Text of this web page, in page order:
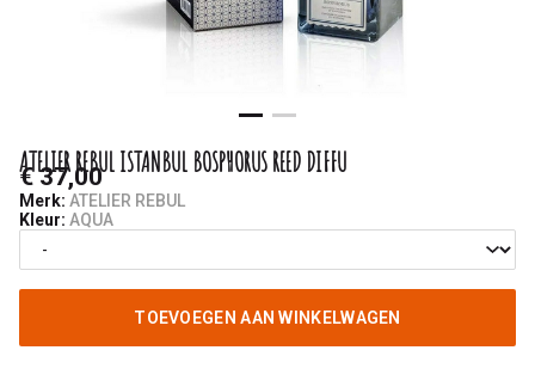
ATELIER REBUL ISTANBUL BOSPHORUS REED DIFFU
€ 37,00
Merk: ATELIER REBUL
Kleur: AQUA
TOEVOEGEN AAN WINKELWAGEN